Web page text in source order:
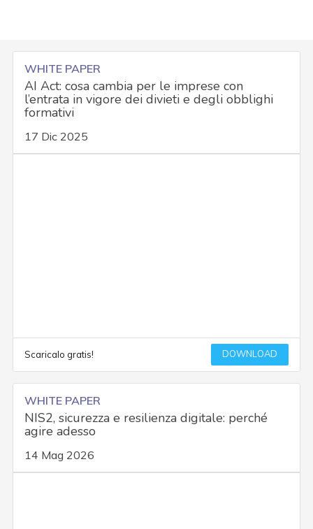
WHITE PAPER
AI Act: cosa cambia per le imprese con
l’entrata in vigore dei divieti e degli obblighi
formativi
17 Dic 2025
Scaricalo gratis! DOWNLOAD
WHITE PAPER
NIS2, sicurezza e resilienza digitale: perché
agire adesso
14 Mag 2026